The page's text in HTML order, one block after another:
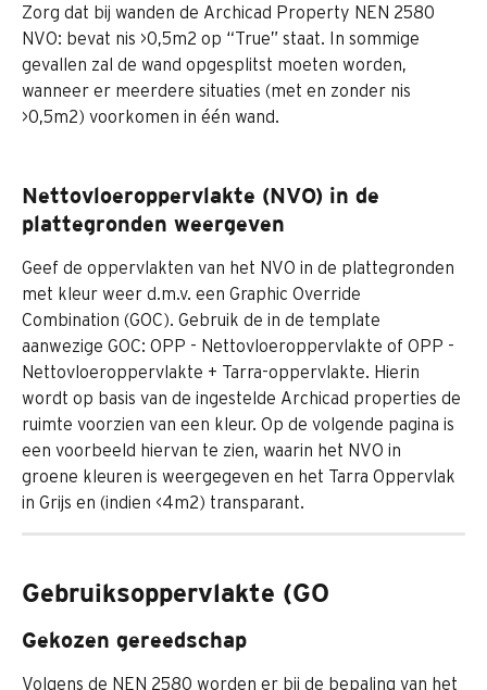
Zorg dat bij wanden de Archicad Property NEN 2580
NVO: bevat nis >0,5m2 op “True” staat. In sommige
gevallen zal de wand opgesplitst moeten worden,
wanneer er meerdere situaties (met en zonder nis
>0,5m2) voorkomen in één wand.
Nettovloeroppervlakte (NVO) in de
plattegronden weergeven
Geef de oppervlakten van het NVO in de plattegronden
met kleur weer d.m.v. een Graphic Override
Combination (GOC). Gebruik de in de template
aanwezige GOC: OPP - Nettovloeroppervlakte of OPP -
Nettovloeroppervlakte + Tarra-oppervlakte. Hierin
wordt op basis van de ingestelde Archicad properties de
ruimte voorzien van een kleur. Op de volgende pagina is
een voorbeeld hiervan te zien, waarin het NVO in
groene kleuren is weergegeven en het Tarra Oppervlak
in Grijs en (indien <4m2) transparant.
Gebruiksoppervlakte (GO
Gekozen gereedschap
Volgens de NEN 2580 worden er bij de bepaling van het